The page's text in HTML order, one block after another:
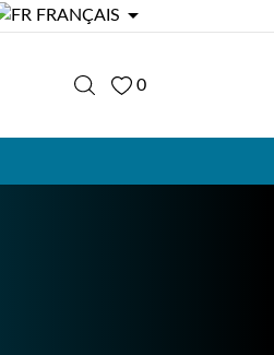
FRANÇAIS 
0